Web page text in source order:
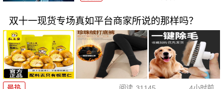
双十一现货专场真如平台商家所说的那样吗？